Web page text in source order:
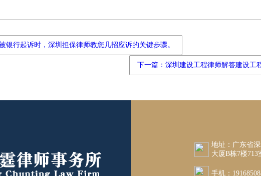
银行起诉时，深圳担保律师教您几招应诉的关键步骤。
下一篇：深圳建设工程律师解答建设工
地址：广东省
大厦B栋7楼713
手机：